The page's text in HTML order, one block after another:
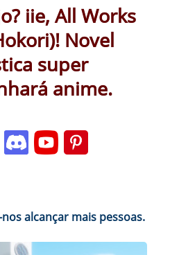
iie, All Works
Novel
super
anime.
alcançar mais pessoas.